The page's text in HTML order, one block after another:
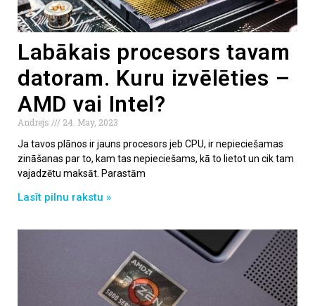
Labākais procesors tavam
datoram. Kuru izvēlēties –
AMD vai Intel?
Andrejs
24. May, 2023
Ja tavos plānos ir jauns procesors jeb CPU, ir nepieciešamas
zināšanas par to, kam tas nepieciešams, kā to lietot un cik tam
vajadzētu maksāt. Parastām
Lasīt pilnu rakstu »